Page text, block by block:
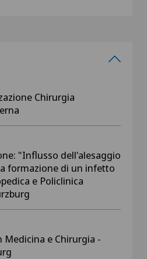
Chirurgia
"Influsso dell'alesaggio
formazione di un infetto
e Policlinica
Medicina e Chirurgia -